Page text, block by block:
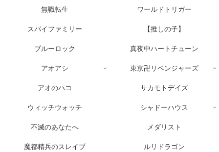
無職転生 ワールドトリガー
スパイファミリー 【推しの子】
ブルーロック 真夜中ハートチューン
アオアシ 東京卍リベンジャーズ
アオのハコ サカモトデイズ
ウィッチウォッチ シャドーハウス
不滅のあなたへ メダリスト
魔都精兵のスレイブ ルリドラゴン